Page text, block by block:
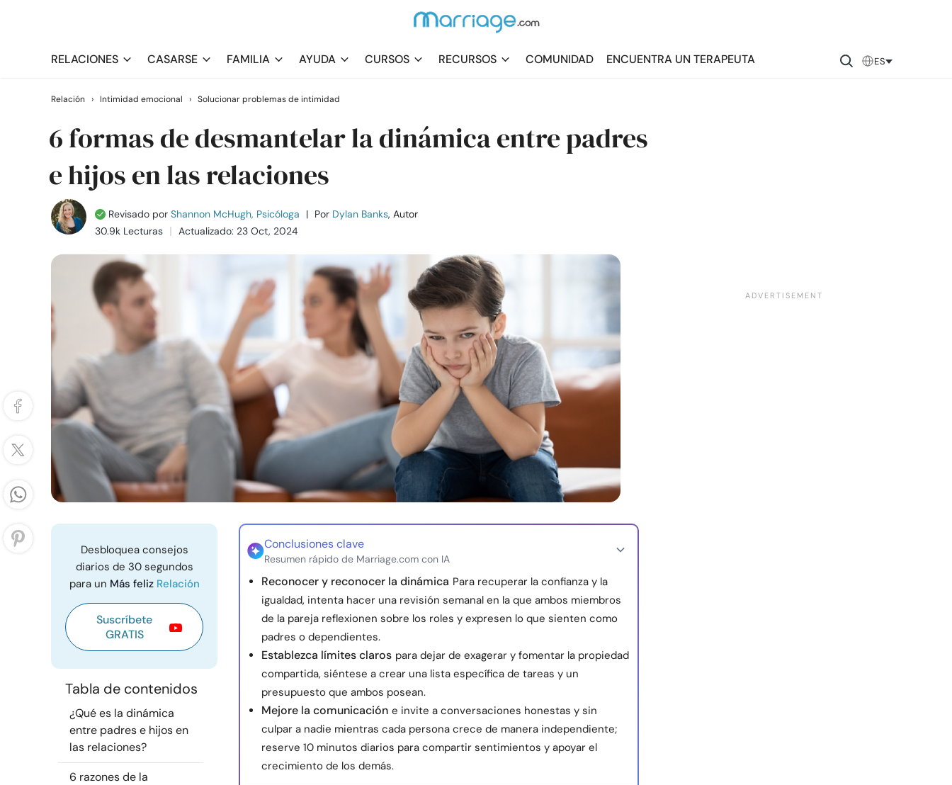
RELACIONES CASARSE FAMILIA AYUDA CURSOS RECURSOS COMUNIDAD ENCUENTRA UN TERAPEUTA ES
Relación › Intimidad emocional › Solucionar problemas de intimidad
6 formas de desmantelar la dinámica entre padres
e hijos en las relaciones
Revisado por Shannon McHugh, Psicóloga | Por Dylan Banks, Autor
30.9k Lecturas
Actualizado: 23 Oct, 2024
Desbloquea consejos
diarios de 30 segundos
para un Más feliz Relación
Suscríbete
GRATIS
Tabla de contenidos
¿Qué es la dinámica
entre padres e hijos en
las relaciones?
6 razones de la
Conclusiones clave
Resumen rápido de Marriage.com con IA
Reconocer y reconocer la dinámica Para recuperar la confianza y la
igualdad, intenta hacer una revisión semanal en la que ambos miembros
de la pareja reflexionen sobre los roles y expresen lo que sienten como
padres o dependientes.
Establezca límites claros para dejar de exagerar y fomentar la propiedad
compartida, siéntese a crear una lista específica de tareas y un
presupuesto que ambos posean.
Mejore la comunicación e invite a conversaciones honestas y sin
culpar a nadie mientras cada persona crece de manera independiente;
reserve 10 minutos diarios para compartir sentimientos y apoyar el
crecimiento de los demás.